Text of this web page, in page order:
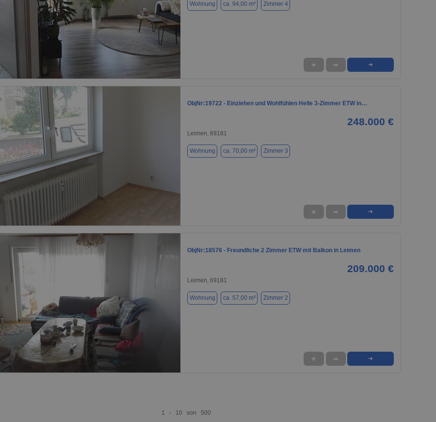
Wohnung ca. 94,00 m² Zimmer 4
★ ➦ ➜
ObjNr:19722 - Einziehen und Wohlfühlen Helle 3-Zimmer ETW in…
248.000 €
Leimen, 69181
Wohnung ca. 70,00 m² Zimmer 3
★ ➦ ➜
ObjNr:18576 - Freundliche 2 Zimmer ETW mit Balkon in Leimen
209.000 €
Leimen, 69181
Wohnung ca. 57,00 m² Zimmer 2
★ ➦ ➜
1 - 10 von 500